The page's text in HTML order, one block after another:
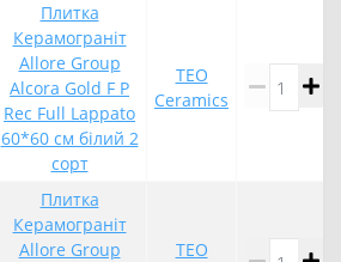
Плитка
Керамограніт
Allore Group
Alcora Gold F P
Rec Full Lappato
60*60 см білий 2
сорт
TEO
Ceramics
Плитка
Керамограніт
Allore Group
TEO